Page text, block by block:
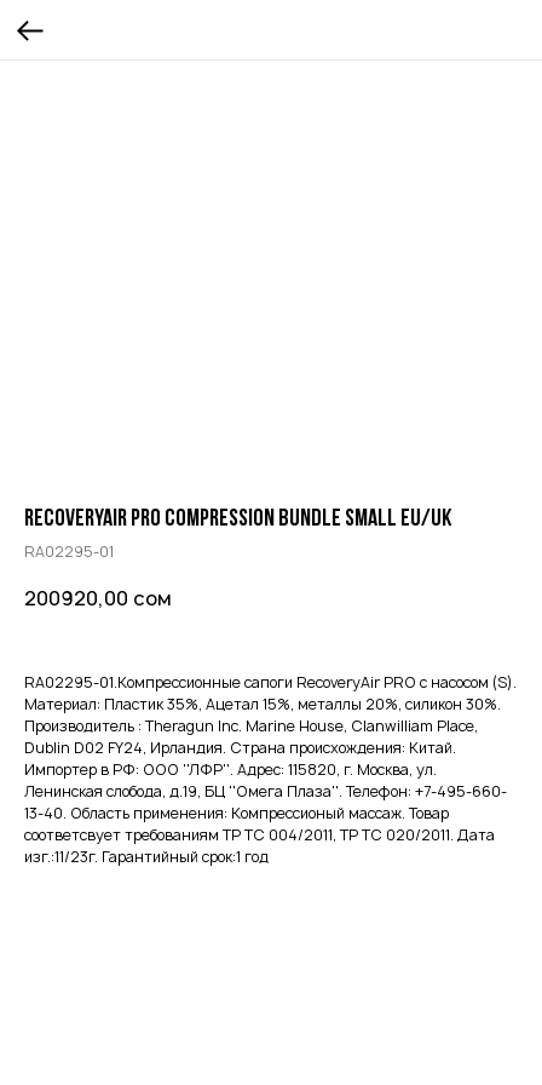
RecoveryAir PRO Compression Bundle Small EU/UK
RA02295-01
200920,00 сом
RA02295-01.Компрессионные сапоги RecoveryAir PRO с насосом (S).
Материал: Пластик 35%, Ацетал 15%, металлы 20%, силикон 30%.
Производитель : Theragun Inc. Marine House, Clanwilliam Place,
Dublin D02 FY24, Ирландия. Страна происхождения: Китай.
Импортер в РФ: ООО ''ЛФР''. Адрес: 115820, г. Москва, ул.
Ленинская слобода, д.19, БЦ ''Омега Плаза''. Телефон: +7-495-660-
13-40. Область применения: Компрессионый массаж. Товар
соответсвует требованиям ТР ТС 004/2011, ТР ТС 020/2011. Дата
изг.:11/23г. Гарантийный срок:1 год